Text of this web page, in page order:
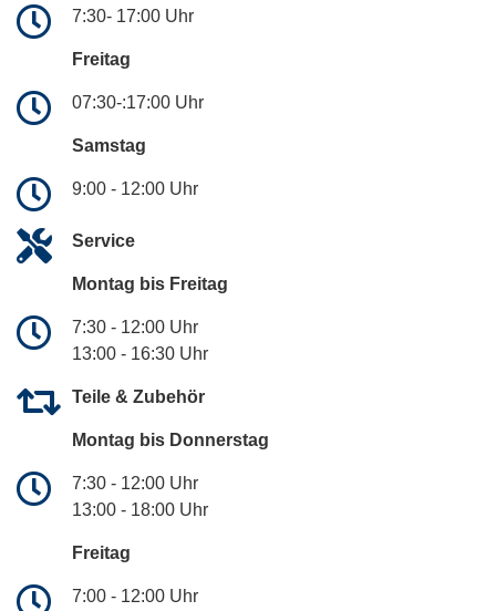
7:30- 17:00 Uhr
Freitag
07:30-:17:00 Uhr
Samstag
9:00 - 12:00 Uhr
Service
Montag bis Freitag
7:30 - 12:00 Uhr
13:00 - 16:30 Uhr
Teile & Zubehör
Montag bis Donnerstag
7:30 - 12:00 Uhr
13:00 - 18:00 Uhr
Freitag
7:00 - 12:00 Uhr